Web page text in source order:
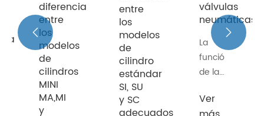
entre
los
modelos
de
cilindro
estándar
SI, SU
y SC
adecuados
válvulas
neumáticas
La
función
de la
válvula
neumática
Ver
con
la
neumática
¿Cuándo
elegir
neumática?
Ver
 